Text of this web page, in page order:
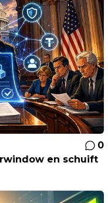
0
en schuift